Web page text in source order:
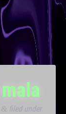
& filed under